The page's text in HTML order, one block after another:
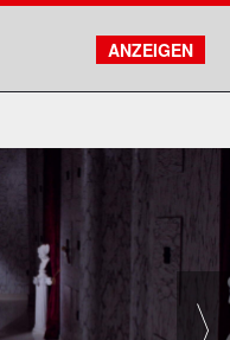
FILMSUCHE
KONTO
ANZEIGEN